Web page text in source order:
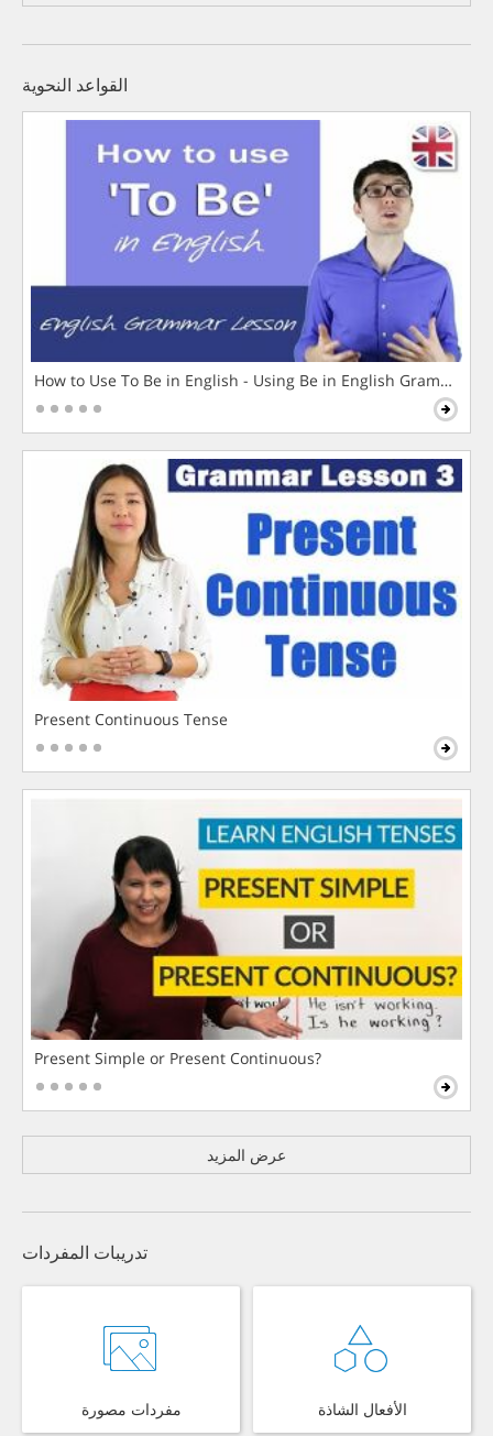
القواعد النحوية
How to Use To Be in English - Using Be in English Grammar
Present Continuous Tense
Present Simple or Present Continuous?
عرض المزيد
تدريبات المفردات
مفردات مصورة الأفعال الشاذة